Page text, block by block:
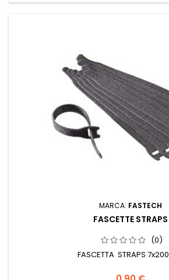
MARCA: FASTECH
FASCETTE STRAPS
(0)
FASCETTA STRAPS